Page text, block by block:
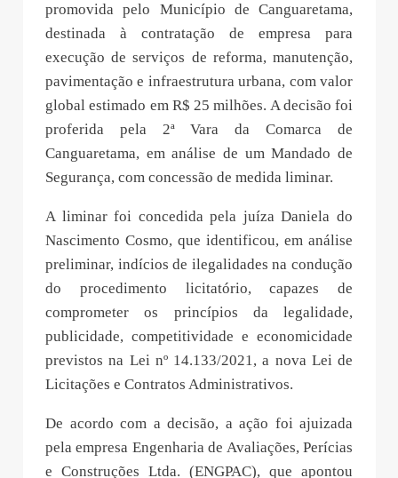
promovida pelo Município de Canguaretama,
destinada à contratação de empresa para
execução de serviços de reforma, manutenção,
pavimentação e infraestrutura urbana, com valor
global estimado em R$ 25 milhões. A decisão foi
proferida pela 2ª Vara da Comarca de
Canguaretama, em análise de um Mandado de
Segurança, com concessão de medida liminar.
A liminar foi concedida pela juíza Daniela do
Nascimento Cosmo, que identificou, em análise
preliminar, indícios de ilegalidades na condução
do procedimento licitatório, capazes de
comprometer os princípios da legalidade,
publicidade, competitividade e economicidade
previstos na Lei nº 14.133/2021, a nova Lei de
Licitações e Contratos Administrativos.
De acordo com a decisão, a ação foi ajuizada
pela empresa Engenharia de Avaliações, Perícias
e Construções Ltda. (ENGPAC), que apontou